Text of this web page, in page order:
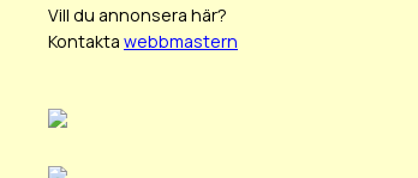
Vill du annonsera här?
Kontakta webbmastern